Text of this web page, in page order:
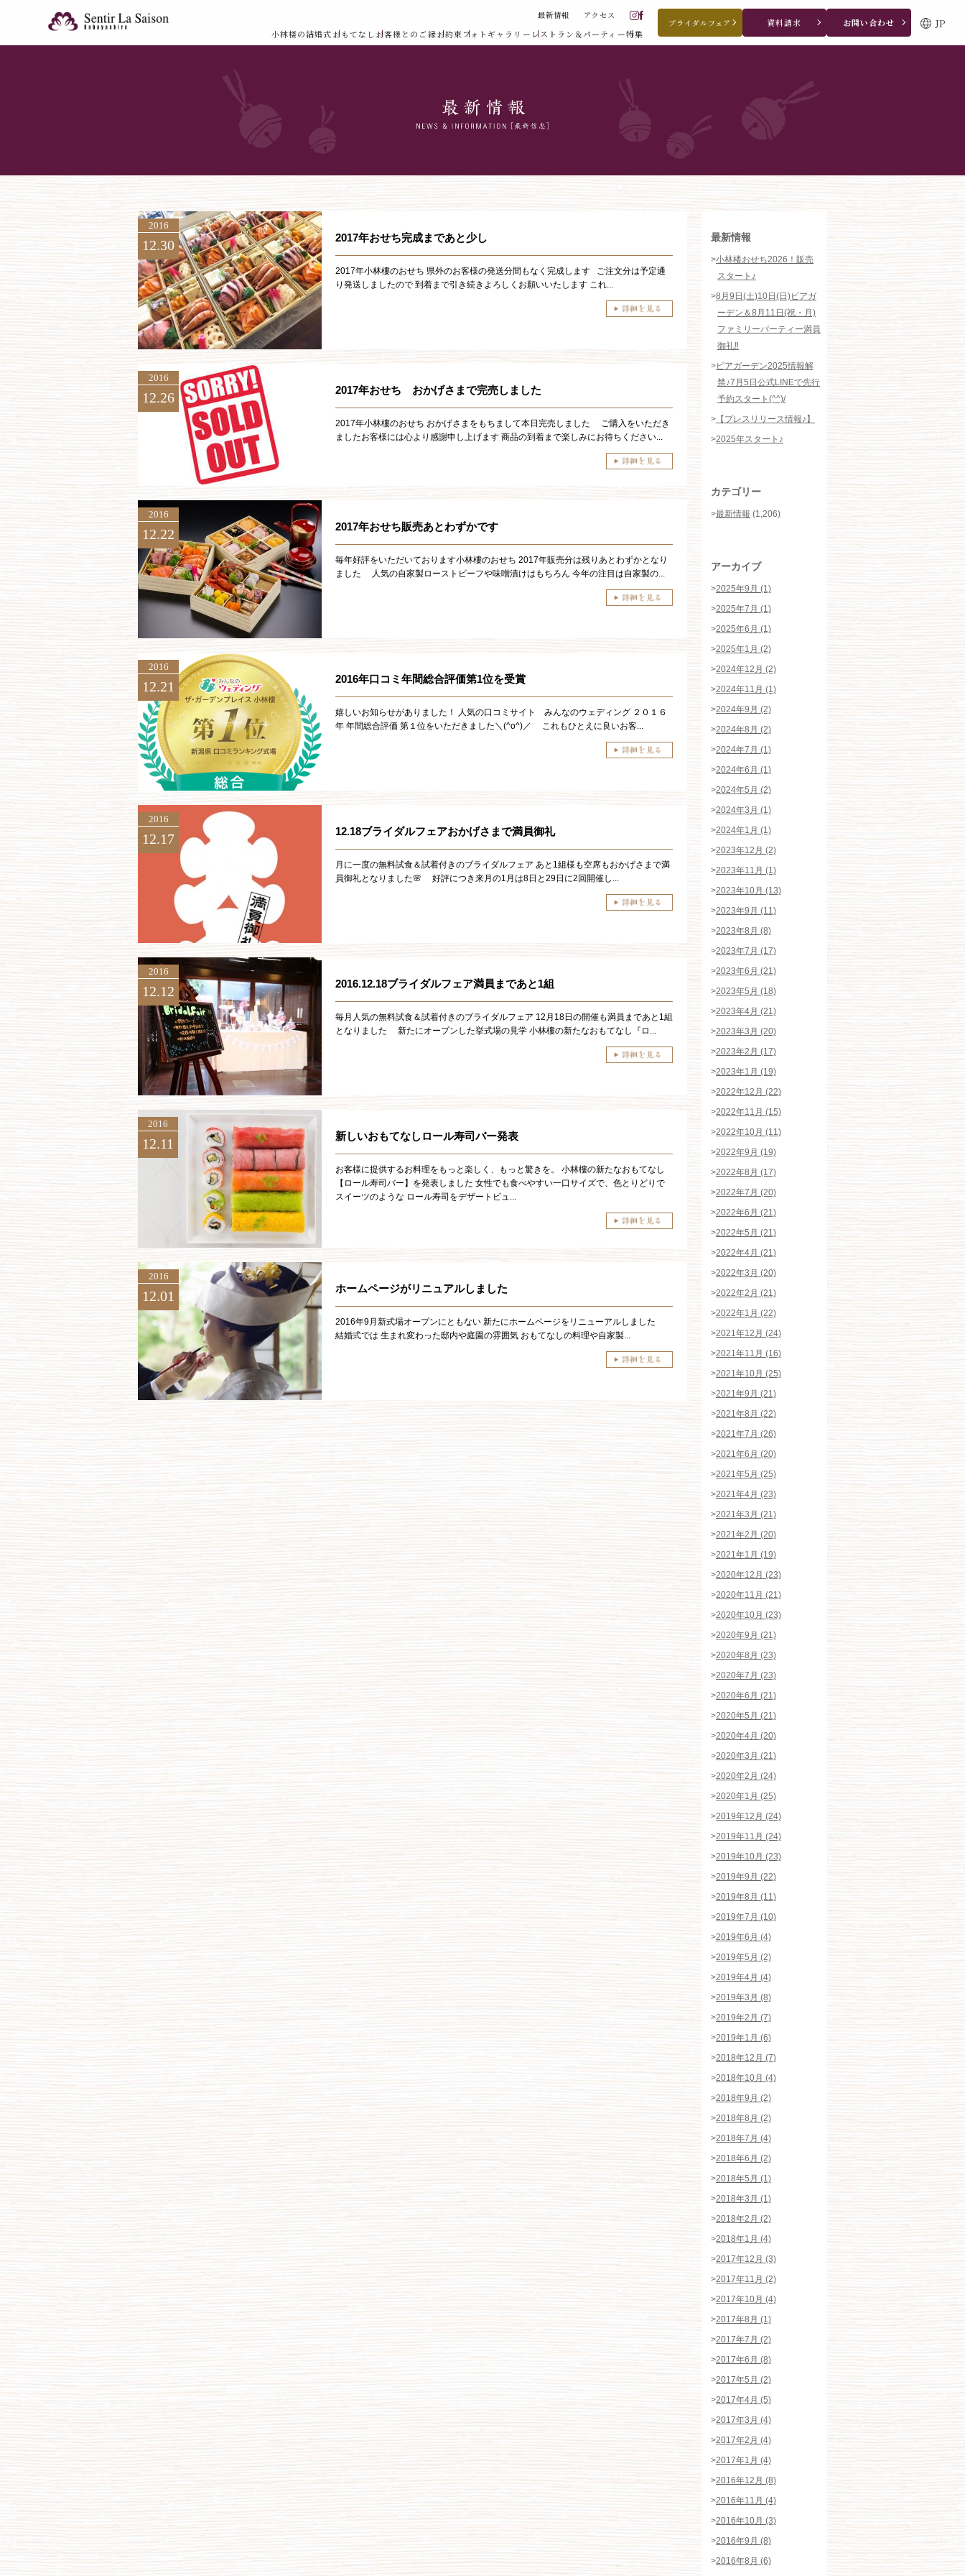
最新情報 アクセス
小林楼の結婚式おもてなしお客様とのご縁お約束フォトギャラリー レストラン＆パーティー特集
ブライダルフェア 資料請求 お問い合わせ
0120-166-088
12：00〜20：00
JP
2016
12.30 2017年おせち完成まであと少し
2017年小林樓のおせち 県外のお客様の発送分間もなく完成します ご注文分は予定通
り発送しましたので 到着まで引き続きよろしくお願いいたします これ...
2016
12.26 2017年おせち おかげさまで完売しました
2017年小林樓のおせち おかげさまをもちまして本日完売しました ご購入をいただき
ましたお客様には心より感謝申し上げます 商品の到着まで楽しみにお待ちください...
2016
12.22 2017年おせち販売あとわずかです
毎年好評をいただいております小林樓のおせち 2017年販売分は残りあとわずかとなり
ました 人気の自家製ローストビーフや味噌漬けはもちろん 今年の注目は自家製の...
2016
12.21 2016年口コミ年間総合評価第1位を受賞
嬉しいお知らせがありました！ 人気の口コミサイト みんなのウェディング ２０１６
年 年間総合評価 第１位をいただきました＼(^o^)／ これもひとえに良いお客...
2016
12.17 12.18ブライダルフェアおかげさまで満員御礼
月に一度の無料試食＆試着付きのブライダルフェア あと1組様も空席もおかげさまで満
員御礼となりました🌸 好評につき来月の1月は8日と29日に2回開催し...
2016
12.12 2016.12.18ブライダルフェア満員まであと1組
毎月人気の無料試食＆試着付きのブライダルフェア 12月18日の開催も満員まであと1組
となりました 新たにオープンした挙式場の見学 小林樓の新たなおもてなし『ロ...
2016
12.11 新しいおもてなしロール寿司バー発表
お客様に提供するお料理をもっと楽しく、もっと驚きを。 小林樓の新たなおもてなし
【ロール寿司バー】を発表しました 女性でも食べやすい一口サイズで、色とりどりで
スイーツのような ロール寿司をデザートビュ...
2016
12.01 ホームページがリニュアルしました
2016年9月新式場オープンにともない 新たにホームページをリニューアルしました
結婚式では 生まれ変わった邸内や庭園の雰囲気 おもてなしの料理や自家製...
最新情報
>小林楼おせち2026！販売
スタート♪
>8月9日(土)10日(日)ビアガ
ーデン＆8月11日(祝・月)
ファミリーパーティー満員
御礼‼️
>ビアガーデン2025情報解
禁♪7月5日公式LINEで先行
予約スタート(^^)/
> 【プレスリリース情報♪】
>2025年スタート♪
カテゴリー
>最新情報 (1,206)
アーカイブ
>2025年9月 (1)
>2025年7月 (1)
>2025年6月 (1)
>2025年1月 (2)
>2024年12月 (2)
>2024年11月 (1)
>2024年9月 (2)
>2024年8月 (2)
>2024年7月 (1)
>2024年6月 (1)
>2024年5月 (2)
>2024年3月 (1)
>2024年1月 (1)
>2023年12月 (2)
>2023年11月 (1)
>2023年10月 (13)
>2023年9月 (11)
>2023年8月 (8)
>2023年7月 (17)
>2023年6月 (21)
>2023年5月 (18)
>2023年4月 (21)
>2023年3月 (20)
>2023年2月 (17)
>2023年1月 (19)
>2022年12月 (22)
>2022年11月 (15)
>2022年10月 (11)
>2022年9月 (19)
>2022年8月 (17)
>2022年7月 (20)
>2022年6月 (21)
>2022年5月 (21)
>2022年4月 (21)
>2022年3月 (20)
>2022年2月 (21)
>2022年1月 (22)
>2021年12月 (24)
>2021年11月 (16)
>2021年10月 (25)
>2021年9月 (21)
>2021年8月 (22)
>2021年7月 (26)
>2021年6月 (20)
>2021年5月 (25)
>2021年4月 (23)
>2021年3月 (21)
>2021年2月 (20)
>2021年1月 (19)
>2020年12月 (23)
>2020年11月 (21)
>2020年10月 (23)
>2020年9月 (21)
>2020年8月 (23)
>2020年7月 (23)
>2020年6月 (21)
>2020年5月 (21)
>2020年4月 (20)
>2020年3月 (21)
>2020年2月 (24)
>2020年1月 (25)
>2019年12月 (24)
>2019年11月 (24)
>2019年10月 (23)
>2019年9月 (22)
>2019年8月 (11)
>2019年7月 (10)
>2019年6月 (4)
>2019年5月 (2)
>2019年4月 (4)
>2019年3月 (8)
>2019年2月 (7)
>2019年1月 (6)
>2018年12月 (7)
>2018年10月 (4)
>2018年9月 (2)
>2018年8月 (2)
>2018年7月 (4)
>2018年6月 (2)
>2018年5月 (1)
>2018年3月 (1)
>2018年2月 (2)
>2018年1月 (4)
>2017年12月 (3)
>2017年11月 (2)
>2017年10月 (4)
>2017年8月 (1)
>2017年7月 (2)
>2017年6月 (8)
>2017年5月 (2)
>2017年4月 (5)
>2017年3月 (4)
>2017年2月 (4)
>2017年1月 (4)
>2016年12月 (8)
>2016年11月 (4)
>2016年10月 (3)
>2016年9月 (8)
>2016年8月 (6)